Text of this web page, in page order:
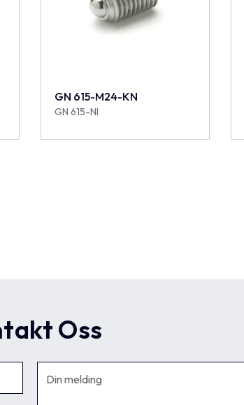
GN 615-M24-KN
GN 615-NI
Oss